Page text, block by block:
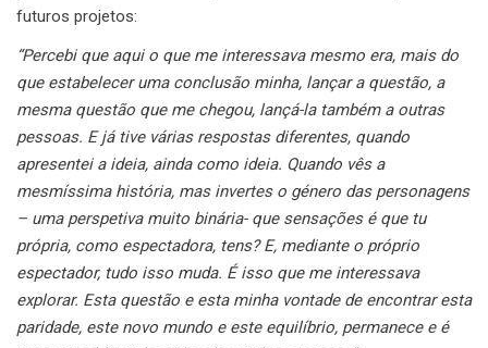
futuros projetos:
“Percebi que aqui o que me interessava mesmo era, mais do
que estabelecer uma conclusão minha, lançar a questão, a
mesma questão que me chegou, lançá-la também a outras
pessoas. E já tive várias respostas diferentes, quando
apresentei a ideia, ainda como ideia. Quando vês a
mesmíssima história, mas invertes o género das personagens
– uma perspetiva muito binária- que sensações é que tu
própria, como espectadora, tens? E, mediante o próprio
espectador, tudo isso muda. É isso que me interessava
explorar. Esta questão e esta minha vontade de encontrar esta
paridade, este novo mundo e este equilíbrio, permanece e é